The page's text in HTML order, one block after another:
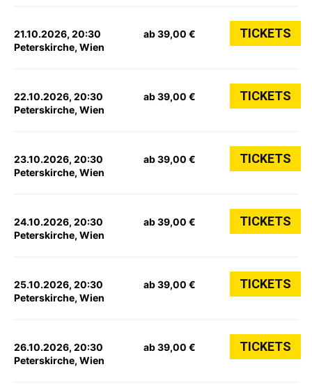
21.10.2026, 20:30
Peterskirche, Wien
ab 39,00 € TICKETS
22.10.2026, 20:30
Peterskirche, Wien
ab 39,00 € TICKETS
23.10.2026, 20:30
Peterskirche, Wien
ab 39,00 € TICKETS
24.10.2026, 20:30
Peterskirche, Wien
ab 39,00 € TICKETS
25.10.2026, 20:30
Peterskirche, Wien
ab 39,00 € TICKETS
26.10.2026, 20:30
Peterskirche, Wien
ab 39,00 € TICKETS